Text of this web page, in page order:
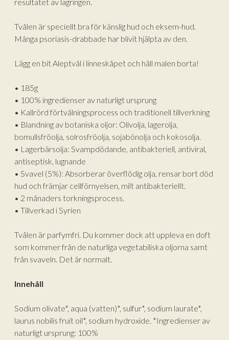
Tvålen är speciellt bra för känslig hud och eksem-hud.
Många psoriasis-drabbade har blivit hjälpta av den.
Lägg en bit Aleptvål i linneskåpet och håll malen borta!
• 185g
• 100% ingredienser av naturligt ursprung
• Kallrörd förtvålningsprocess och traditionell tillverkning
• Blandning av botaniska oljor: Olivolja, lagerolja,
bomullsfröolja, solrosfröolja, sojabönolja och kokosolja.
• Lagerbärsolja: Svampdödande, antibakteriell, antiviral,
antiseptisk, lugnande
• Svavel (5%): Absorberar överflödig olja, rensar bort död
hud och främjar cellförnyelsen, milt antibakteriellt.
• 2 månaders torkningsprocess.
• Tillverkad i Syrien
Tvålen är parfymfri. Du kommer dock att uppleva en doft
som kommer från de naturliga vegetabiliska oljorna samt
från svaveln. Det är normalt.
Innehåll
Sodium olivate*, aqua (vatten)*, sulfur*, sodium laurate*,
laurus nobilis fruit oil*, sodium hydroxide. *Ingredienser av
naturligt ursprung: 100%